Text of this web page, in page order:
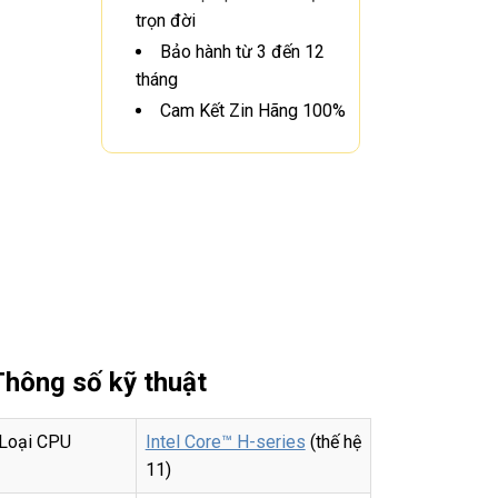
trọn đời
Bảo hành từ 3 đến 12
tháng
Cam Kết Zin Hãng 100%
số kỹ thuật
CPU Intel Core™ H-series (thế hệ
11)